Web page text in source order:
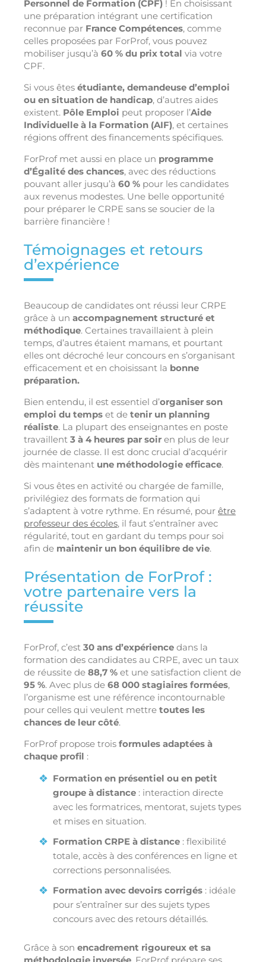
Personnel de Formation (CPF) ! En choisissant
une préparation intégrant une certification
reconnue par France Compétences, comme
celles proposées par ForProf, vous pouvez
mobiliser jusqu’à 60 % du prix total via votre
CPF.
Si vous êtes étudiante, demandeuse d’emploi
ou en situation de handicap, d’autres aides
existent. Pôle Emploi peut proposer l’Aide
Individuelle à la Formation (AIF), et certaines
régions offrent des financements spécifiques.
ForProf met aussi en place un programme
d’Égalité des chances, avec des réductions
pouvant aller jusqu’à 60 % pour les candidates
aux revenus modestes. Une belle opportunité
pour préparer le CRPE sans se soucier de la
barrière financière !
Témoignages et retours
d’expérience
Beaucoup de candidates ont réussi leur CRPE
grâce à un accompagnement structuré et
méthodique. Certaines travaillaient à plein
temps, d’autres étaient mamans, et pourtant
elles ont décroché leur concours en s’organisant
efficacement et en choisissant la bonne
préparation.
Bien entendu, il est essentiel d’organiser son
emploi du temps et de tenir un planning
réaliste. La plupart des enseignantes en poste
travaillent 3 à 4 heures par soir en plus de leur
journée de classe. Il est donc crucial d’acquérir
dès maintenant une méthodologie efficace.
Si vous êtes en activité ou chargée de famille,
privilégiez des formats de formation qui
s’adaptent à votre rythme. En résumé, pour être
professeur des écoles, il faut s’entraîner avec
régularité, tout en gardant du temps pour soi
afin de maintenir un bon équilibre de vie.
Présentation de ForProf :
votre partenaire vers la
réussite
ForProf, c’est 30 ans d’expérience dans la
formation des candidates au CRPE, avec un taux
de réussite de 88,7 % et une satisfaction client de
95 %. Avec plus de 68 000 stagiaires formées,
l’organisme est une référence incontournable
pour celles qui veulent mettre toutes les
chances de leur côté.
ForProf propose trois formules adaptées à
chaque profil :
Formation en présentiel ou en petit
groupe à distance : interaction directe
avec les formatrices, mentorat, sujets types
et mises en situation.
Formation CRPE à distance : flexibilité
totale, accès à des conférences en ligne et
corrections personnalisées.
Formation avec devoirs corrigés : idéale
pour s’entraîner sur des sujets types
concours avec des retours détaillés.
Grâce à son encadrement rigoureux et sa